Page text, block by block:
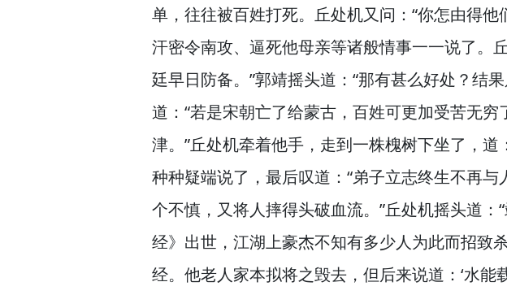
单， 往往被百姓打死。 丘处机又问：“你怎由得他
汗密令南攻、逼死他母亲等诸般情事一一说了。
廷早日防备。”郭靖摇头道：“那有甚么好处？结
道：“若是宋朝亡了给蒙古， 百姓可更加受苦无穷
津。”丘处机牵着他手， 走到一株槐树下坐了， 道
种种疑端说了， 最后叹道：“弟子立志终生不再与
个不慎， 又将人摔得头破血流。”丘处机摇头道：“
经》出世， 江湖上豪杰不知有多少人为此而招致
经。 他老人家本拟将之毁去， 但后来说道：‘水能